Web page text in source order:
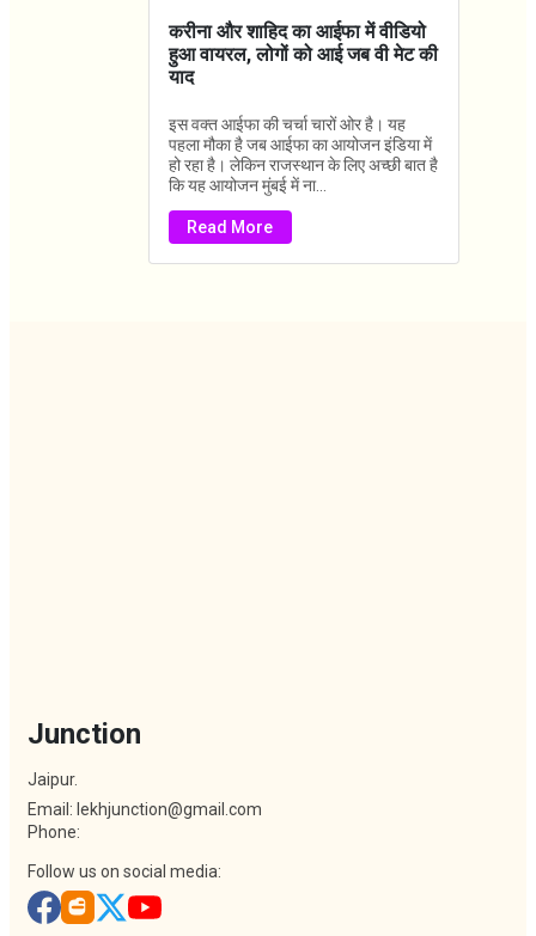
करीना और शाहिद का आईफा में वीडियो
हुआ वायरल, लोगों को आई जब वी मेट की
याद
इस वक्त आईफा की चर्चा चारों ओर है। यह
पहला मौका है जब आईफा का आयोजन इंडिया में
हो रहा है। लेकिन राजस्थान के लिए अच्छी बात है
कि यह आयोजन मुंबई में ना...
Read More
Junction
Jaipur.
Email: lekhjunction@gmail.com
Phone:
Follow us on social media: